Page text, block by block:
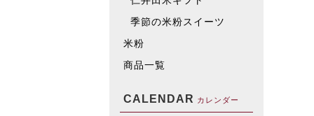
季節の米粉スイーツ
米粉
商品一覧
CALENDAR カレンダー